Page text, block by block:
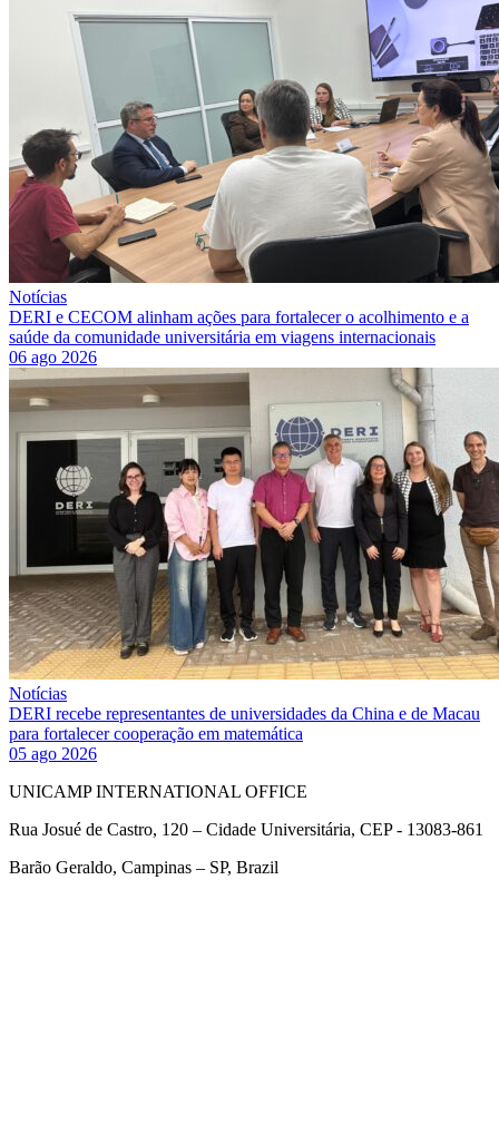
Notícias
DERI e CECOM alinham ações para fortalecer o acolhimento e a
saúde da comunidade universitária em viagens internacionais
06 ago 2026
Notícias
DERI recebe representantes de universidades da China e de Macau
para fortalecer cooperação em matemática
05 ago 2026
UNICAMP INTERNATIONAL OFFICE
Rua Josué de Castro, 120 – Cidade Universitária, CEP - 13083-861
Barão Geraldo, Campinas – SP, Brazil